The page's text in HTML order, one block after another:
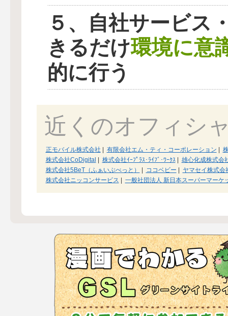
５、自社サービス
きるだけ環境に意
的に行う
近くのオフィシ
正モバイル株式会社 | 有限会社エム・ティ・コーポレーション |
株式会社CoDigital | 株式会社ｲｰﾌﾟﾗｽ･ﾗｲﾌﾞ･ﾜｰｸｽ| 雄心化成株式会
株式会社5BeT（ふぁいぶべっと）
| ココベビー | ヤマセイ株式会
株式会社ニッコンサービス | 一般社団法人 新日本スーパーマーケ